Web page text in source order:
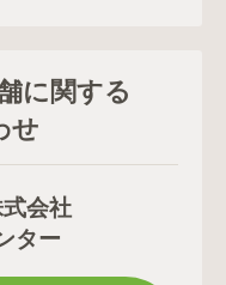
に関する
せ
会社
ター